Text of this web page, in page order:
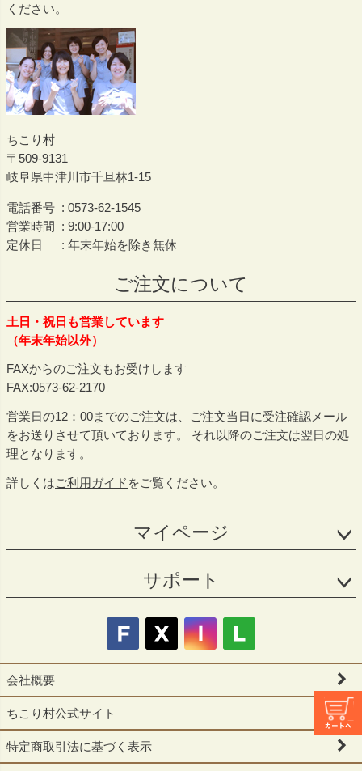
ください。
ちこり村
509-9131
岐阜県中津川市千旦林1-15
電話番号
0573-62-1545
営業時間
9:00-17:00
定休日
年末年始を除き無休
ご注文について
土日・祝日も営業しています
（年末年始以外）
FAXからのご注文もお受けします
FAX:0573-62-2170
営業日の12：00までのご注文は、ご注文当日に受注確認メール
をお送りさせて頂いております。 それ以降のご注文は翌日の処
理となります。
詳しくはご利用ガイド をご覧ください。
マイページ
サポート
会社概要
ちこり村公式サイト
特定商取引法に基づく表示